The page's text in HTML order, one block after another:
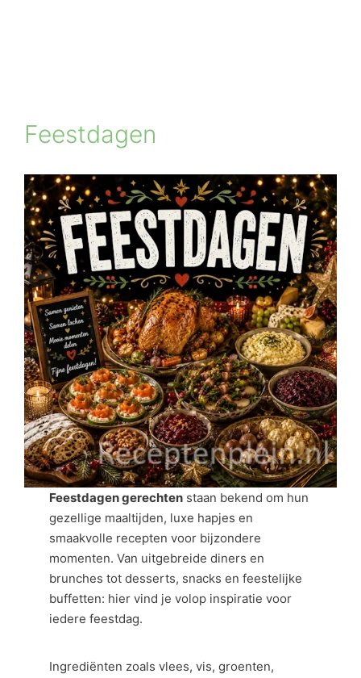
Feestdagen
Feestdagen gerechten staan bekend om hun
gezellige maaltijden, luxe hapjes en
smaakvolle recepten voor bijzondere
momenten. Van uitgebreide diners en
brunches tot desserts, snacks en feestelijke
buffetten: hier vind je volop inspiratie voor
iedere feestdag.
Ingrediënten zoals vlees, vis, groenten,